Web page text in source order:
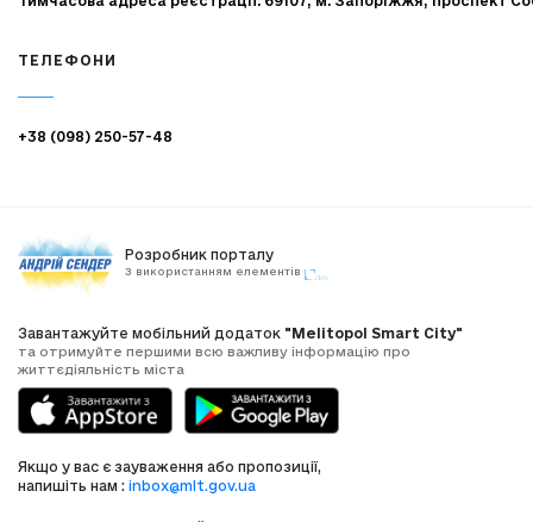
ТЕЛЕФОНИ
+38 (098) 250-57-48
Розробник порталу
З використанням елементів
Завантажуйте мобільний додаток "Melitopol Smart City"
та отримуйте першими всю важливу інформацію про
життєдіяльність міста
Якщо у вас є зауваження або пропозиції,
напишіть нам : inbox@mlt.gov.ua